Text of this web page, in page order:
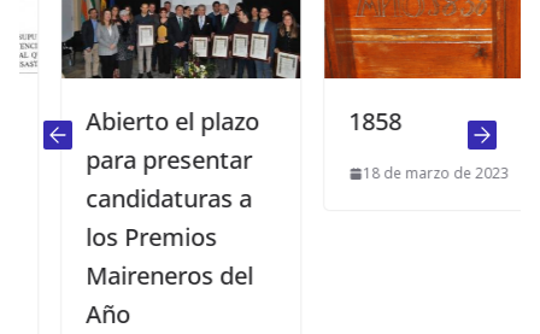
Abierto el plazo
para presentar
candidaturas a
los Premios
Maireneros del
Año
1858
18 de marzo de 2023